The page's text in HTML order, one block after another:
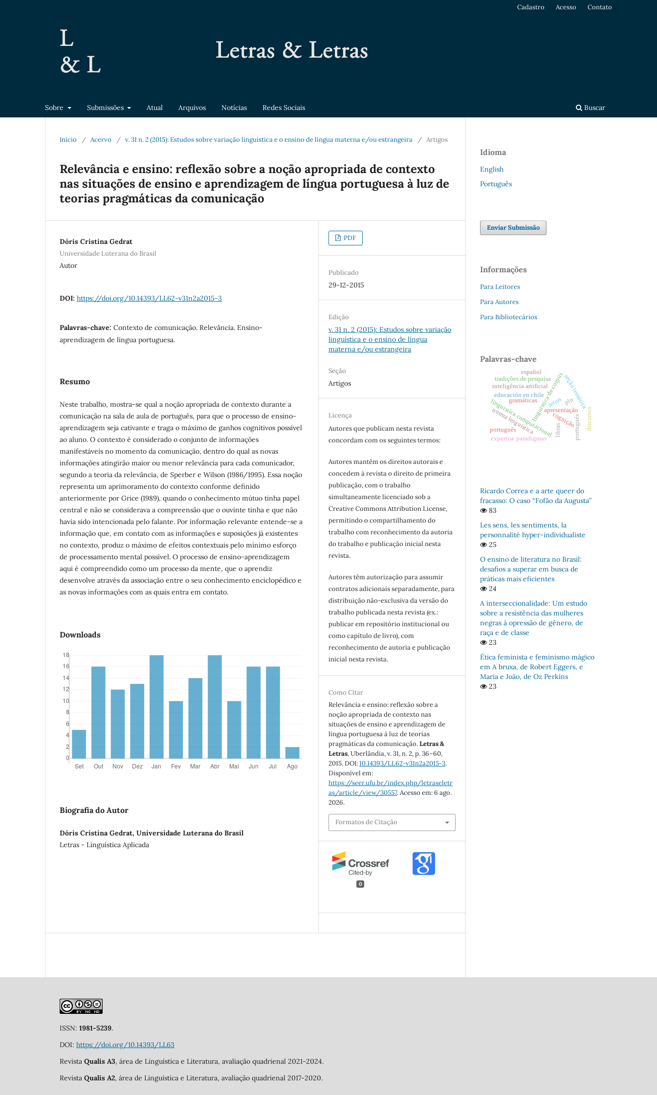
Sobre Submissões Atual Arquivos Notícias Redes Sociais Buscar
Cadastro Acesso Contato
Início / Acervo / v. 31 n. 2 (2015): Estudos sobre variação linguística e o ensino de língua materna e/ou estrangeira / Artigos
Relevância e ensino: reflexão sobre a noção apropriada de contexto
nas situações de ensino e aprendizagem de língua portuguesa à luz de
teorias pragmáticas da comunicação
Dóris Cristina Gedrat
Universidade Luterana do Brasil
Autor
DOI: https://doi.org/10.14393/LL62-v31n2a2015-3
Palavras-chave: Contexto de comunicação. Relevância. Ensino-
aprendizagem de língua portuguesa.
Resumo
Neste trabalho, mostra-se qual a noção apropriada de contexto durante a
comunicação na sala de aula de português, para que o processo de ensino-
aprendizagem seja cativante e traga o máximo de ganhos cognitivos possível
ao aluno. O contexto é considerado o conjunto de informações
manifestáveis no momento da comunicação, dentro do qual as novas
informações atingirão maior ou menor relevância para cada comunicador,
segundo a teoria da relevância, de Sperber e Wilson (1986/1995). Essa noção
representa um aprimoramento do contexto conforme definido
anteriormente por Grice (1989), quando o conhecimento mútuo tinha papel
central e não se considerava a compreensão que o ouvinte tinha e que não
havia sido intencionada pelo falante. Por informação relevante entende-se a
informação que, em contato com as informações e suposições já existentes
no contexto, produz o máximo de efeitos contextuais pelo mínimo esforço
de processamento mental possível. O processo de ensino-aprendizagem
aqui é compreendido como um processo da mente, que o aprendiz
desenvolve através da associação entre o seu conhecimento enciclopédico e
as novas informações com as quais entra em contato.
Downloads
Biografia do Autor
Dóris Cristina Gedrat, Universidade Luterana do Brasil
Letras - Linguística Aplicada
PDF
Publicado
29-12-2015
Edição
v. 31 n. 2 (2015): Estudos sobre variação
linguística e o ensino de língua
materna e/ou estrangeira
Seção
Artigos
Licença
Autores que publicam nesta revista
concordam com os seguintes termos:
Autores mantêm os direitos autorais e
concedem à revista o direito de primeira
publicação, com o trabalho
simultaneamente licenciado sob a
Creative Commons Attribution License,
permitindo o compartilhamento do
trabalho com reconhecimento da autoria
do trabalho e publicação inicial nesta
revista.
Autores têm autorização para assumir
contratos adicionais separadamente, para
distribuição não-exclusiva da versão do
trabalho publicada nesta revista (ex.:
publicar em repositório institucional ou
como capítulo de livro), com
reconhecimento de autoria e publicação
inicial nesta revista.
Como Citar
Relevância e ensino: reflexão sobre a
noção apropriada de contexto nas
situações de ensino e aprendizagem de
língua portuguesa à luz de teorias
pragmáticas da comunicação.Letras &
Letras, Uberlândia, v. 31, n. 2, p. 36–60,
2015. DOI:10.14393/LL62-v31n2a2015-3.
Disponível em:
https://seer.ufu.br/index.php/letraseletr
as/article/view/30557. Acesso em: 6 ago.
2026.
Formatos de Citação
0
Idioma
English
Português
Enviar Submissão
Informações
Para Leitores
Para Autores
Para Bibliotecários
Palavras-chave
linguística de corpus
linguística computacional.
inteligência artificial
letras
apresentação
seção temática
cognição
expertise paradigmas
tradições de pesquisa
educación en chile
gramáticas
portugués
español
norma linguística
português libras
pln
discursos
Ricardo Correa e a arte queer do
fracasso: O caso “Fofão da Augusta”
83
Les sens, les sentiments, la
personnalité hyper-individualiste
25
O ensino de literatura no Brasil:
desafios a superar em busca de
práticas mais eficientes
24
A interseccionalidade: Um estudo
sobre a resistência das mulheres
negras à opressão de gênero, de
raça e de classe
23
Ética feminista e feminismo mágico
em A bruxa, de Robert Eggers, e
Maria e João, de Oz Perkins
23
ISSN: 1981-5239.
DOI: https://doi.org/10.14393/LL63
Revista Qualis A3, área de Linguística e Literatura, avaliação quadrienal 2021-2024.
Revista Qualis A2, área de Linguística e Literatura, avaliação quadrienal 2017-2020.